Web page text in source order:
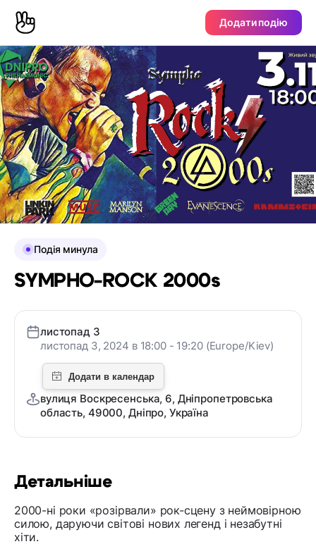
Додати подію
Детальніше
2000-ні роки «розірвали» рок-сцену з неймовірною
силою, даруючи світові нових легенд і незабутні
хіти.
Подія минула
SYMPHO-ROCK 2000s
листопад 3
листопад 3, 2024 в 18:00 - 19:20 (Europe/Kiev)
вулиця Воскресенська, 6, Дніпропетровська
область, 49000, Дніпро, Україна